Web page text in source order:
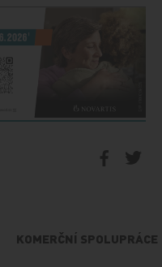
KOMERČNÍ SPOLUPRÁCE